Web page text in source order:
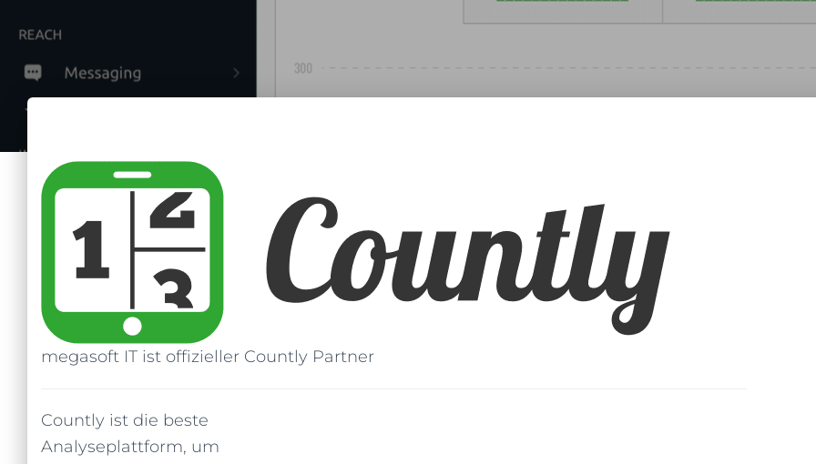
megasoft IT ist offizieller Countly Partner
Countly ist die beste
Analyseplattform, um